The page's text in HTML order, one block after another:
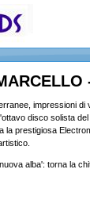
impressioni di
disco solista
la prestigiosa
alba': torna la